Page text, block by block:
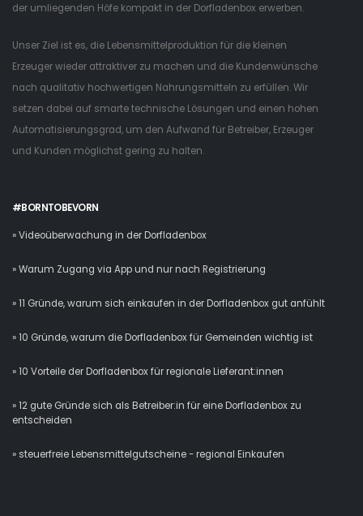
der umliegenden Höfe kompakt in der Dorfladenbox erwerben.
Unser Ziel ist es, die Lebensmittelproduktion für die kleinen
Erzeuger wieder attraktiver zu machen und die Kundenwünsche
nach qualitativ hochwertigen Nahrungsmitteln zu erfüllen. Wir
setzen dabei auf smarte technische Lösungen und einen hohen
Automatisierungsgrad, um den Aufwand für Betreiber, Erzeuger
und Kunden möglichst gering zu halten.
#BORNTOBEVORN
» Videoüberwachung in der Dorfladenbox
» Warum Zugang via App und nur nach Registrierung
» 11 Gründe, warum sich einkaufen in der Dorfladenbox gut anfühlt
» 10 Gründe, warum die Dorfladenbox für Gemeinden wichtig ist
» 10 Vorteile der Dorfladenbox für regionale Lieferant:innen
» 12 gute Gründe sich als Betreiber:in für eine Dorfladenbox zu
entscheiden
» steuerfreie Lebensmittelgutscheine - regional Einkaufen